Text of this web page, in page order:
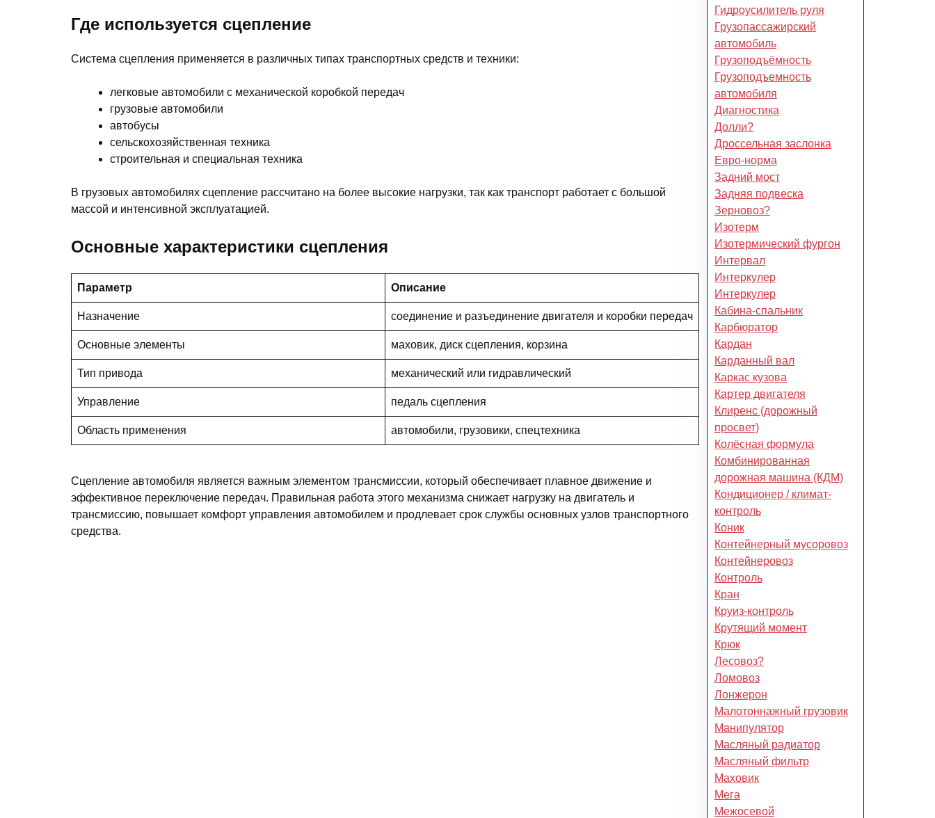
Где используется сцепление
Система сцепления применяется в различных типах транспортных средств и техники:
легковые автомобили с механической коробкой передач
грузовые автомобили
автобусы
сельскохозяйственная техника
строительная и специальная техника
В грузовых автомобилях сцепление рассчитано на более высокие нагрузки, так как транспорт работает с большой
массой и интенсивной эксплуатацией.
Основные характеристики сцепления
Параметр Описание
Назначение соединение и разъединение двигателя и коробки передач
Основные элементы маховик, диск сцепления, корзина
Тип привода механический или гидравлический
Управление педаль сцепления
Область применения автомобили, грузовики, спецтехника
Сцепление автомобиля является важным элементом трансмиссии, который обеспечивает плавное движение и
эффективное переключение передач. Правильная работа этого механизма снижает нагрузку на двигатель и
трансмиссию, повышает комфорт управления автомобилем и продлевает срок службы основных узлов транспортного
средства.
Гидроусилитель руля
Грузопассажирский
автомобиль
Грузоподъёмность
Грузоподъемность
автомобиля
Диагностика
Долли?
Дроссельная заслонка
Евро-норма
Задний мост
Задняя подвеска
Зерновоз?
Изотерм
Изотермический фургон
Интервал
Интеркулер
Интеркулер
Кабина-спальник
Карбюратор
Кардан
Карданный вал
Каркас кузова
Картер двигателя
Клиренс (дорожный
просвет)
Колёсная формула
Комбинированная
дорожная машина (КДМ)
Кондиционер / климат-
контроль
Коник
Контейнерный мусоровоз
Контейнеровоз
Контроль
Кран
Круиз-контроль
Крутящий момент
Крюк
Лесовоз?
Ломовоз
Лонжерон
Малотоннажный грузовик
Манипулятор
Масляный радиатор
Масляный фильтр
Маховик
Мега
Межосевой